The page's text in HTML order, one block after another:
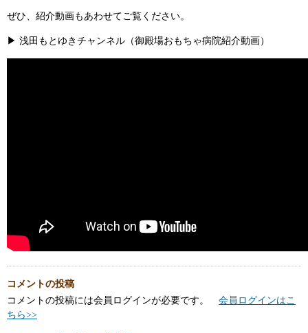
ぜひ、紹介動画もあわせてご覧ください。
▶ 浅田もとゆきチャンネル（御殿場おもちゃ病院紹介動画）
コメントの投稿
コメントの投稿には会員ログインが必要です。 会員ログインはこ
ちら>>